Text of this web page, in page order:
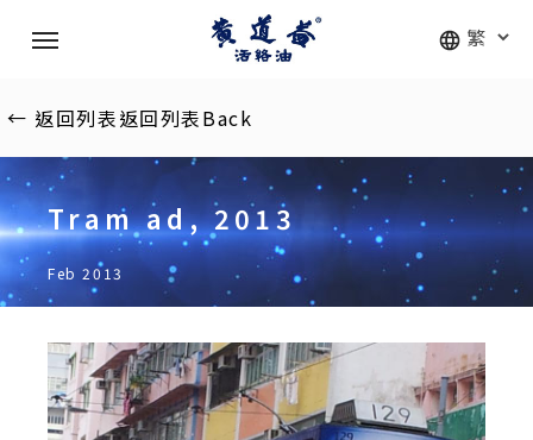
content
Menu
← 返回列表返回列表Back
Tram ad, 2013
Feb 2013